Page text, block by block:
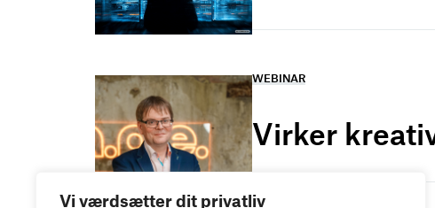
Vi værdsætter dit privatliv
WEBINAR
Virker